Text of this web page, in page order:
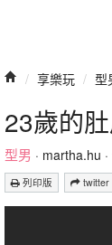
/ 享樂玩 / 型
23歲的肚
型男 · martha.hu
列印版 twitter